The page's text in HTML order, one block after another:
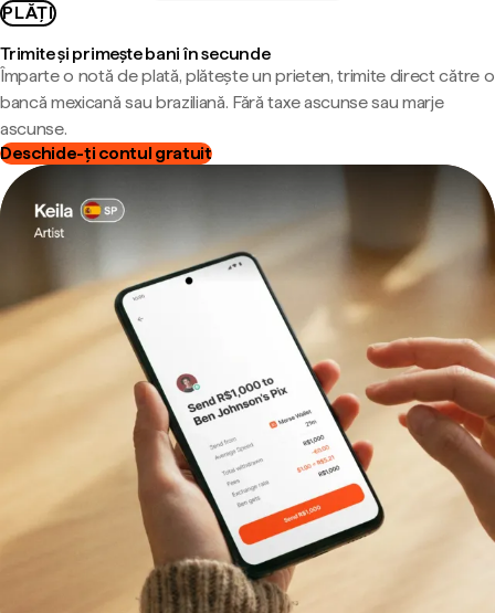
PLĂȚI
Trimite și primește bani în secunde
Împarte o notă de plată, plătește un prieten, trimite direct către o
bancă mexicană sau braziliană. Fără taxe ascunse sau marje
ascunse.
Deschide-ți contul gratuit